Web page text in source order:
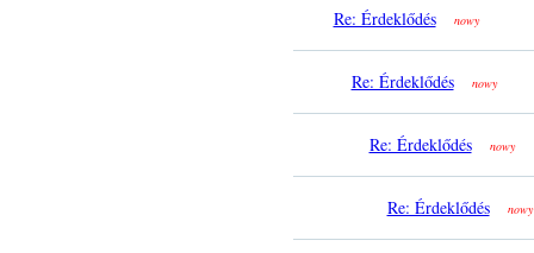
Re: Érdeklődés nowy
Re: Érdeklődés nowy
Re: Érdeklődés nowy
Re: Érdeklődés nowy